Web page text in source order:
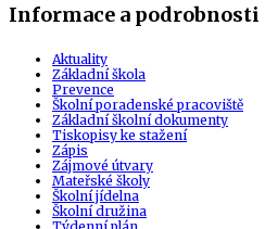
Informace a podrobnosti
Aktuality
Základní škola
Prevence
Školní poradenské pracoviště
Základní školní dokumenty
Tiskopisy ke stažení
Zápis
Zájmové útvary
Mateřské školy
Školní jídelna
Školní družina